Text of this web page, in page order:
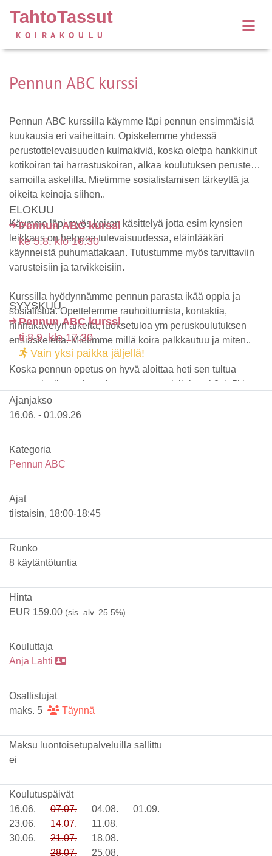
TahtoTassut
KOIRAKOULU
Pennun ABC kurssi
Pennun ABC kurssilla käymme läpi pennun ensimmäisiä
kuukausia eri vaiheittain. Opiskelemme yhdessä
perustottelevaisuuden kulmakiviä, koska oletpa hankkinut
kotikoiran tai harrastuskoiran, alkaa koulutuksen perusteet
samoilla askelilla. Mietimme sosialistamisen tärkeyttä ja
oikeita keinoja siihen..
Käymme läpi myös koiran käsittelyä jotta esim kynsien
leikkaus on helppoa tulevaisuudessa, eläinlääkäri
käynneistä puhumattakaan. Tutustumme myös tarvittaviin
varusteisiin ja tarvikkeisiin.
Kurssilla hyödynnämme pennun parasta ikää oppia ja
sosialistua. Opettelemme rauhoittumista, kontaktia,
hihnakävelyn alkeita, luoksetuloa ym peruskoulutuksen
ensiaskeleita. Mietimme millä koira palkkautuu ja miten..
Koska pennun opetus on hyvä aloittaa heti sen tultua
uuteen kotiin, on kurssi suunnattu ensisijaisesti 8vk-5kk
pennut (kurssin alkaessa). Jos sinulla on tätä vanhempi
pentu ja haluat koulutukseen, ota yhteyttä niin mietitään
kaikille koiran omistajille kokemuksesta riippumatta.
Kurssi sisältää 8 oppituntia
ELOKUU
Pennun ABC kurssi
ke 5.8. klo 16.30
SYYSKUU
Pennun ABC kurssi
ti 8.9. klo 17.30
Vain yksi paikka jäljellä!
Ajanjakso
16.06. - 01.09.26
Kategoria
Pennun ABC
Ajat
tiistaisin, 18:00-18:45
Runko
8 käytäntötuntia
Hinta
EUR 159.00 (sis. alv. 25.5%)
Kouluttaja
Anja Lahti
Osallistujat
maks. 5
Täynnä
Maksu luontoisetupalveluilla sallittu
ei
Koulutuspäivät
16.06.
23.06.
30.06.
07.07.
14.07.
21.07.
28.07.
04.08.
11.08.
18.08.
25.08.
01.09.